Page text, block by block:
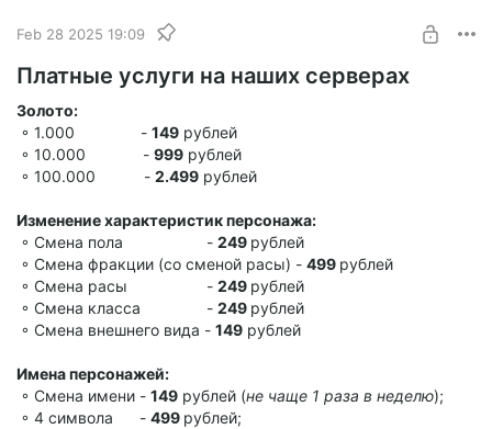
Feb 28 2025 19:09
Платные услуги на наших серверах
Золото:
◦ 1.000 - 149 рублей
◦ 10.000 - 999 рублей
◦ 100.000 - 2.499 рублей
Изменение характеристик персонажа:
◦ Смена пола - 249 рублей
◦ Смена фракции (со сменой расы) - 499 рублей
◦ Смена расы - 249 рублей
◦ Смена класса - 249 рублей
◦ Смена внешнего вида - 149 рублей
Имена персонажей:
◦ Смена имени - 149 рублей (не чаще 1 раза в неделю);
◦ 4 символа - 499 рублей;